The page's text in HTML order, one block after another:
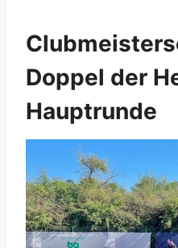
Doppel der
Hauptrunde